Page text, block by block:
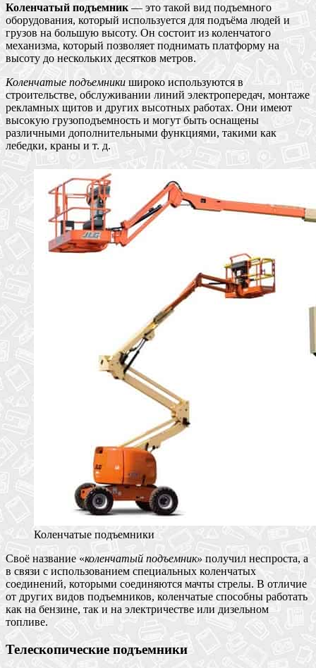
Коленчатый подъемник— это такой вид подъемного
оборудования, который используется для подъёма людей и
грузов на большую высоту. Он состоит из коленчатого
механизма, который позволяет поднимать платформу на
высоту до нескольких десятков метров.
Коленчатые подъемники широко используются в
строительстве, обслуживании линий электропередач, монтаже
рекламных щитов и других высотных работах. Они имеют
высокую грузоподъемность и могут быть оснащены
различными дополнительными функциями, такими как
лебедки, краны и т. д.
Коленчатые подъемники
Своё название «коленчатый подъемник»получил неспроста, а
в связи с использованием специальных коленчатых
соединений, которыми соединяются мачты стрелы. В отличие
от других видов подъемников, коленчатые способны работать
как на бензине, так и на электричестве или дизельном
топливе.
Телескопические подъемники